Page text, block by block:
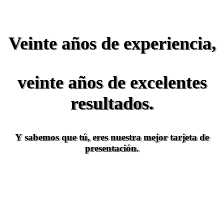
Veinte años de experiencia,
veinte años de excelentes
resultados.
Y sabemos que tú, eres nuestra mejor tarjeta de
presentación.